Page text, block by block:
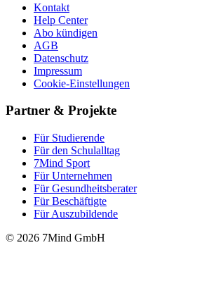
Kontakt
Help Center
Abo kündigen
AGB
Datenschutz
Impressum
Cookie-Einstellungen
Partner & Projekte
Für Stu­die­rende
Für den Schulalltag
7Mind Sport
Für Unter­neh­men
Für Gesund­heits­be­ra­ter
Für Beschäftigte
Für Auszubildende
© 2026 7Mind GmbH